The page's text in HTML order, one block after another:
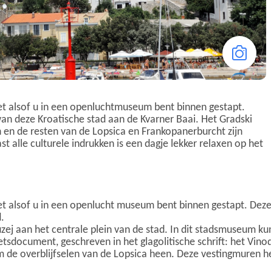
alsof u in een openluchtmuseum bent binnen gestapt.
deze Kroatische stad aan de Kvarner Baai. Het Gradski
de resten van de Lopsica en Frankopanerburcht zijn
alle culturele indrukken is een dagje lekker relaxen op het
alsof u in een openlucht museum bent binnen gestapt.
aan het centrale plein van de stad. In dit stadsmuseum
geschreven in het glagolitische schrift: het
overblijfselen van de Lopsica heen. Deze vestingmuren